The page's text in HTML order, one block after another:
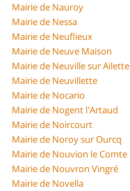
Mairie de Nauroy
Mairie de Nessa
Mairie de Neuflieux
Mairie de Neuve Maison
Mairie de Neuville sur Ailette
Mairie de Neuvillette
Mairie de Nocario
Mairie de Nogent l'Artaud
Mairie de Noircourt
Mairie de Noroy sur Ourcq
Mairie de Nouvion le Comte
Mairie de Nouvron Vingré
Mairie de Novella